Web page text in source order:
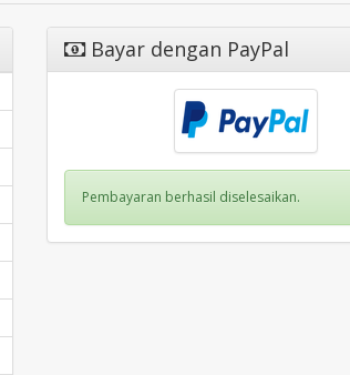
Bayar dengan PayPal
Pembayaran berhasil diselesaikan.